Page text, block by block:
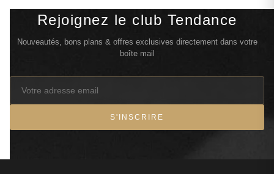
Rejoignez le club Tendance
Nouveautés, bons plans & offres exclusives directement dans votre
boîte mail
S'INSCRIRE